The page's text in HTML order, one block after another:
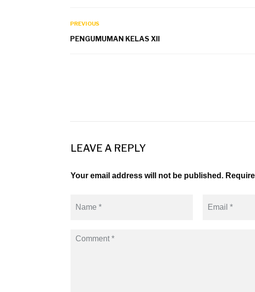
PREVIOUS
PENGUMUMAN KELAS XII
LEAVE A REPLY
Your email address will not be published.